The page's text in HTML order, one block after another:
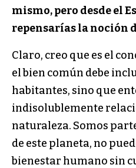
mismo, pero desde el
repensarías la noción
Claro, creo que es el
el bien común debe
habitantes, sino que
indisolublemente
naturaleza. Somos
de este planeta, no
bienestar humano sin